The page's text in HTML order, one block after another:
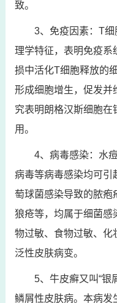
致。
3、免疫因素：T
理学特征，表明免疫系
损中活化T细胞释放的
形成细胞增生，促发并
究表明朗格汉斯细胞在
用。
4、病毒感染：水
病毒等病毒感染均可引
萄球菌感染导致的脓疱
狼疮等，均属于细菌感
物过敏、食物过敏、化
泛性皮肤病变。
5、牛皮癣又叫“银
鳞屑性皮肤病。本病发